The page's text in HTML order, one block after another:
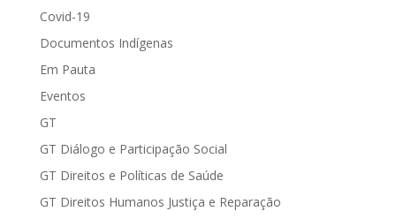
Covid-19
Documentos Indígenas
Em Pauta
Eventos
GT
GT Diálogo e Participação Social
GT Direitos e Políticas de Saúde
GT Direitos Humanos Justiça e Reparação